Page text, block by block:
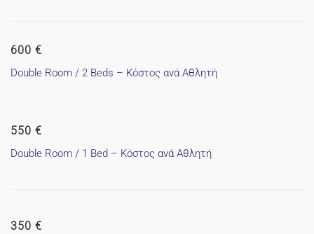
600 €
Double Room / 2 Beds – Κόστος ανά Αθλητή
550 €
Double Room / 1 Bed – Κόστος ανά Αθλητή
350 €